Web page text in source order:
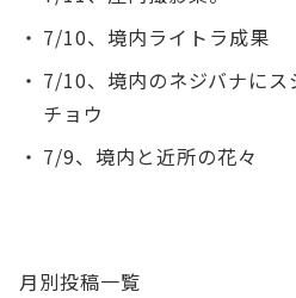
7/10、境内ライトラ成果
7/10、境内のネジバナにス
チョウ
7/9、境内と近所の花々
月別投稿一覧